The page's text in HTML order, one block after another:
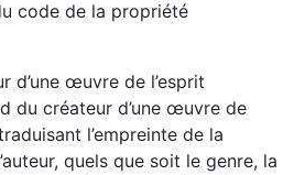
code de la propriété
d’une œuvre de l’esprit
du créateur d’une œuvre de
l’empreinte de la
quels que soit le genre, la